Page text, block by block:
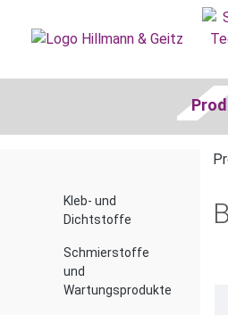
Zur Hauptnavigation
Kleb- und
Dichtstoffe
Schmierstoffe
und
Wartungsprodukte